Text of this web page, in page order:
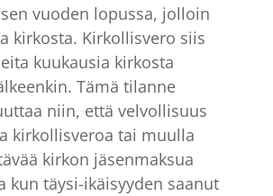
vuoden lopussa, jolloin
kirkosta. Kirkollisvero siis
kuukausia kirkosta
Tämä tilanne
niin, että velvollisuus
kirkollisveroa tai muulla
kirkon jäsenmaksua
kun täysi-ikäisyyden saanut